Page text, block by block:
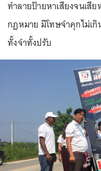
ทำลายป้ายหาเสียงจนเสี
กฎหมาย มีโทษจำคุกไม่เ
ทั้งจำทั้งปรับ